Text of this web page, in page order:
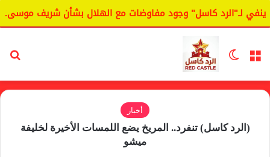
لـ"الرد كاسل" وجود مفاوضات مع الهلال بشأن شريف موسى.
القائمة الوضع المظلم
أخبار
(الرد كاسل) تنفرد.. المريخ يضع اللمسات الأخيرة لخليفة
ميشو